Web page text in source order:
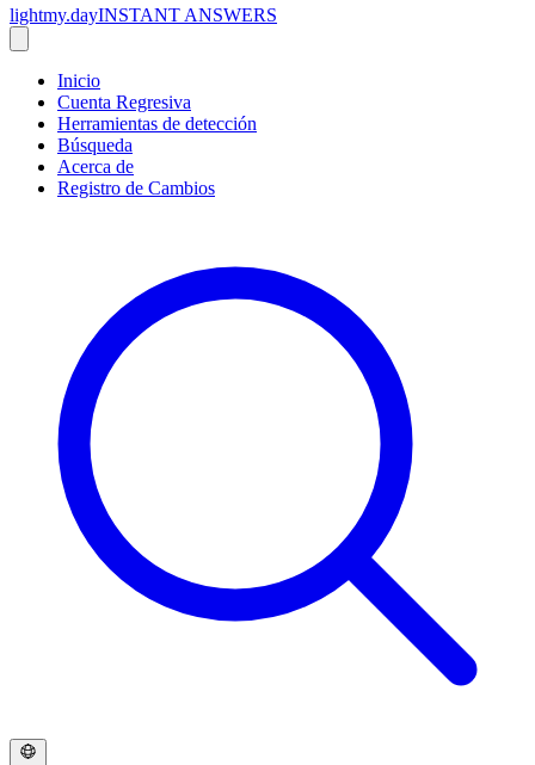
lightmy.dayINSTANT ANSWERS
Inicio
Cuenta Regresiva
Herramientas de detección
Búsqueda
Acerca de
Registro de Cambios